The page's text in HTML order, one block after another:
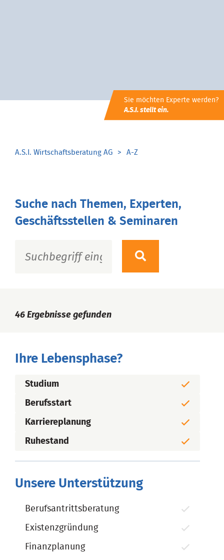
Sie möchten Experte werden?
A.S.I. stellt ein.
A.S.I. Wirtschaftsberatung AG A-Z
Suche nach Themen, Experten,
Geschäftsstellen & Seminaren
46 Ergebnisse gefunden
Ihre Lebensphase?
Studium
Berufsstart
Karriereplanung
Ruhestand
Unsere Unterstützung
Berufsantrittsberatung
Existenzgründung
Finanzplanung